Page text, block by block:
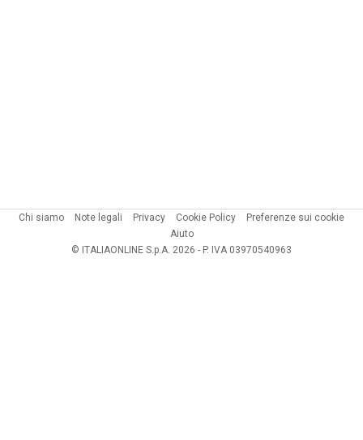
Chi siamo Note legali Privacy Cookie Policy
Preferenze sui cookie
Aiuto
© ITALIAONLINE S.p.A. 2026 - P. IVA 03970540963